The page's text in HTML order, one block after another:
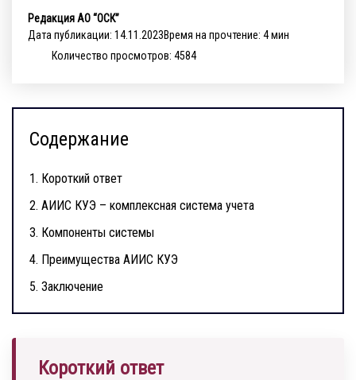
Редакция АО “ОСК”
Дата публикации: 14.11.2023Время на прочтение: 4 мин
Количество просмотров: 4584
Содержание
1. Короткий ответ
2. АИИС КУЭ – комплексная система учета
3. Компоненты системы
4. Преимущества АИИС КУЭ
5. Заключение
Короткий ответ